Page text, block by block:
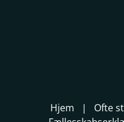
Hjem
Ofte